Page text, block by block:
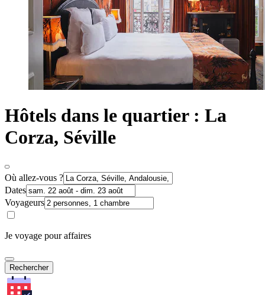
Hôtels dans le quartier : La
Corza, Séville
Où allez-vous ?
Dates
Voyageurs
Je voyage pour affaires
Rechercher